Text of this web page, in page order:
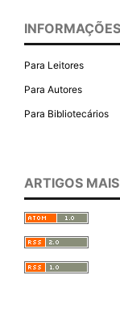
INFORMAÇÕES
Para Leitores
Para Autores
Para Bibliotecários
ARTIGOS